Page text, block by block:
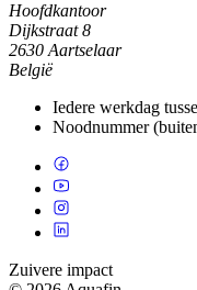
Hoofdkantoor
Dijkstraat 8
2630 Aartselaar
België
Iedere werkdag
Noodnummer
Zuivere impact